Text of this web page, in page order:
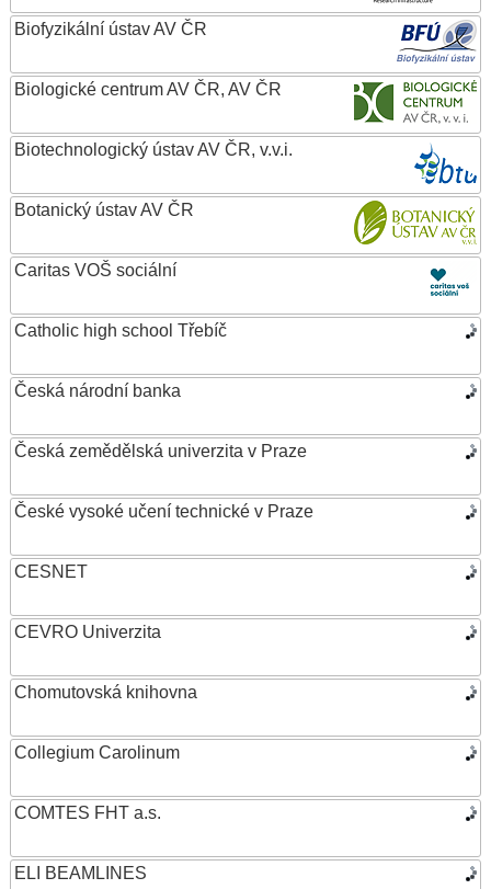
Biofyzikální ústav AV ČR
Biologické centrum AV ČR, AV ČR
Biotechnologický ústav AV ČR, v.v.i.
Botanický ústav AV ČR
Caritas VOŠ sociální
Catholic high school Třebíč
Česká národní banka
Česká zemědělská univerzita v Praze
České vysoké učení technické v Praze
CESNET
CEVRO Univerzita
Chomutovská knihovna
Collegium Carolinum
COMTES FHT a.s.
ELI BEAMLINES